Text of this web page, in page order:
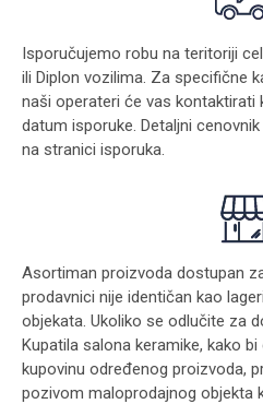
Isporučujemo robu na teritoriji
ili Diplon vozilima. Za specifične
naši operateri će vas kontaktirati
datum isporuke. Detaljni
na stranici isporuka.
Asortiman proizvoda dostupan
prodavnici nije identičan kao
objekata. Ukoliko se odlučite za
Kupatila salona keramike, kako
kupovinu određenog proizvoda,
pozivom maloprodajnog objekta